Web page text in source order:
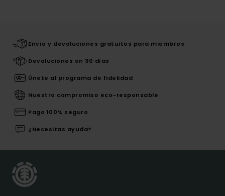
Envío y devoluciones gratuitos para miembros
Devoluciones en 30 días
Únete al programa de fidelidad
Nuestro compromiso eco-responsable
Pago 100% seguro
¿Necesitas ayuda?